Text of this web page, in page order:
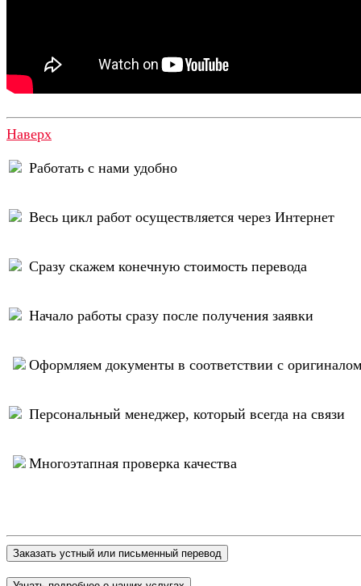
Наверх
Работать с нами удобно
Весь цикл работ осуществляется через Интернет
Сразу скажем конечную стоимость перевода
Начало работы сразу после получения заявки
Оформляем документы в соответствии с оригиналом
Персональный менеджер, который всегда на связи
Многоэтапная проверка качества